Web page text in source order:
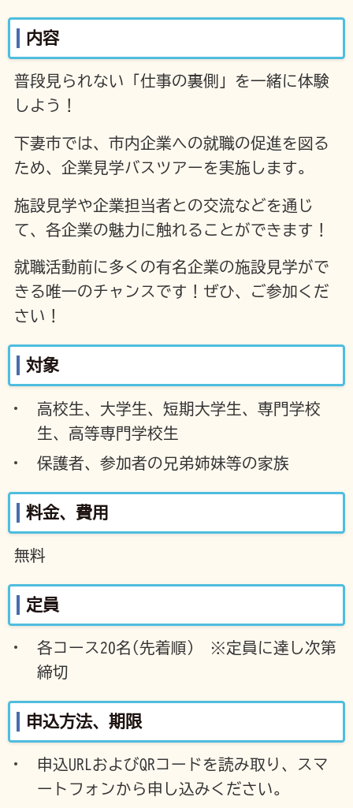
内容
普段見られない「仕事の裏側」を一緒に体験
しよう！
下妻市では、市内企業への就職の促進を図る
ため、企業見学バスツアーを実施します。
施設見学や企業担当者との交流などを通じ
て、各企業の魅力に触れることができます！
就職活動前に多くの有名企業の施設見学がで
きる唯一のチャンスです！ぜひ、ご参加くだ
さい！
対象
高校生、大学生、短期大学生、専門学校
生、高等専門学校生
保護者、参加者の兄弟姉妹等の家族
料金、費用
無料
定員
各コース20名(先着順) ※定員に達し次第
締切
申込方法、期限
申込URLおよびQRコードを読み取り、スマ
ートフォンから申し込みください。